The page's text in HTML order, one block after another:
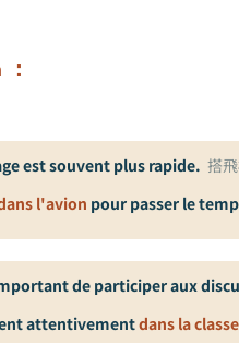
：
est souvent plus rapide. 搭
l'avion pour passer le
de participer aux
attentivementdans la classe